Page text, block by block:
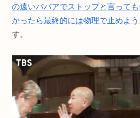
の遠いババアでストップと言って
かったら最終的には物理で止めよ
す。